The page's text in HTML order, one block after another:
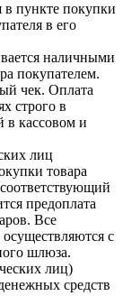
в пункте покупки
в его
наличными
покупателем.
чек. Оплата
строго в
в кассовом и
лиц
товара
предоплата
Все
с
шлюза.
лиц)
средств